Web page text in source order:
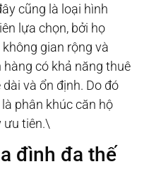
cũng là loại hình
lựa chọn, bởi họ
gian rộng và
có khả năng thuê
và ổn định. Do đó
phân khúc căn hộ
ưu tiên.\
đình đa thế